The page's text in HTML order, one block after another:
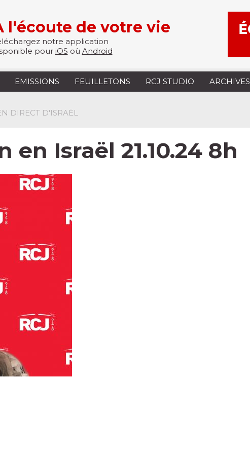
l'écoute de votre vie
notre application
pour iOS où Android
EMISSIONS FEUILLETONS RCJ STUDIO ARCHIVES
DIRECT D'ISRAËL
Israël 21.10.24 8h